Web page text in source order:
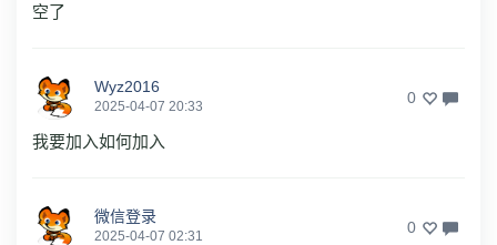
空了
Wyz2016
2025-04-07 20:33 0
我要加入如何加入
微信登录
2025-04-07 02:31 0